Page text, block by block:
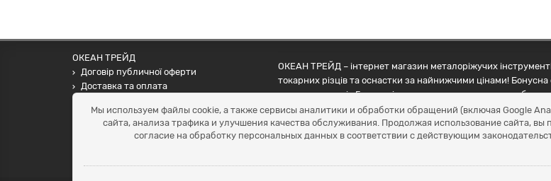
ОКЕАН ТРЕЙД
Договір публичної оферти
Доставка та оплата
Умови повернення
+38 (099) 452-20-02
ОКЕАН ТРЕЙД – інтернет магазин металоріжучих
токарних різців та оснастки за найнижчими цінами!
наших партнерів Грамотні менеджери допоможуть зробити
Мы используем файлы cookie, а также сервисы аналитики и обработки обращений (включая Google
сайта, анализа трафика и улучшения качества обслуживания. Продолжая использование сайта, вы
согласие на обработку персональных данных в соответствии с действующим